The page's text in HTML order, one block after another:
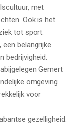
met
Ook is het
tot sport.
een belangrijke
bedrijvigheid.
Gemert
omgeving
voor
gezelligheid.